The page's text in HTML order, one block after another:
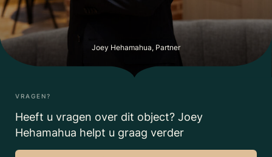
Joey Hehamahua, Partner
VRAGEN?
Heeft u vragen over dit object? Joey
Hehamahua helpt u graag verder